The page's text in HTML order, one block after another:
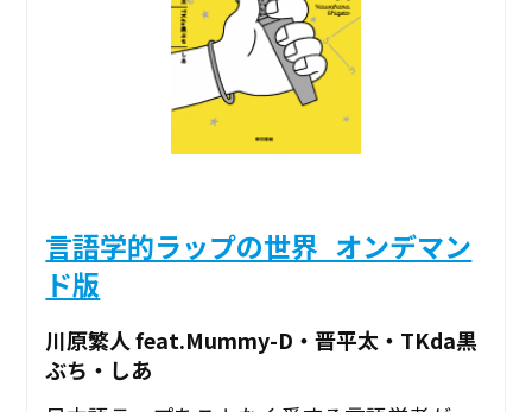
言語学的ラップの世界_オンデマン
ド版
川原繁人 feat.Mummy-D・晋平太・TKda黒
ぶち・しあ